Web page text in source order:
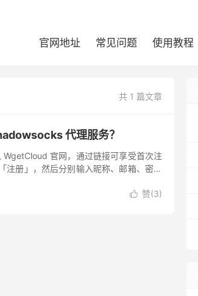
官网地址 常见问题 使用教程
共 1 篇文章
代理服务？
官网，通过链接可享受首次注
册」，然后分别输入昵称、邮箱、密码
 赞(3)